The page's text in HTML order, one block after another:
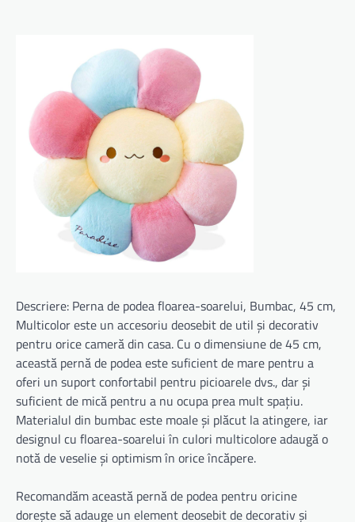
Descriere: Perna de podea floarea-soarelui, Bumbac, 45 cm,
Multicolor este un accesoriu deosebit de util și decorativ
pentru orice cameră din casa. Cu o dimensiune de 45 cm,
această pernă de podea este suficient de mare pentru a
oferi un suport confortabil pentru picioarele dvs., dar și
suficient de mică pentru a nu ocupa prea mult spațiu.
Materialul din bumbac este moale și plăcut la atingere, iar
designul cu floarea-soarelui în culori multicolore adaugă o
notă de veselie și optimism în orice încăpere.
Recomandăm această pernă de podea pentru oricine
dorește să adauge un element deosebit de decorativ și